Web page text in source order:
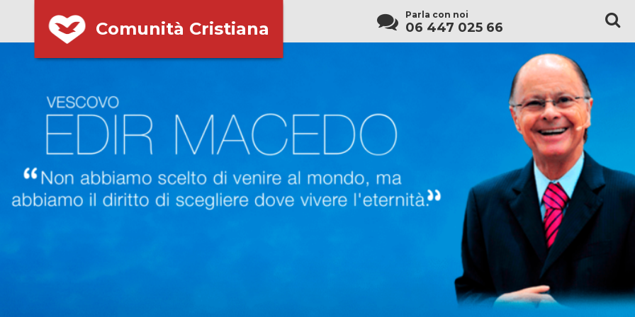
Comunità Cristiana
Parla con noi
06 447 025 66